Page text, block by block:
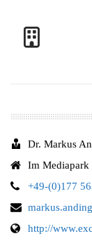
Dr. Markus
Im Mediapark
+49-(0)177
http://